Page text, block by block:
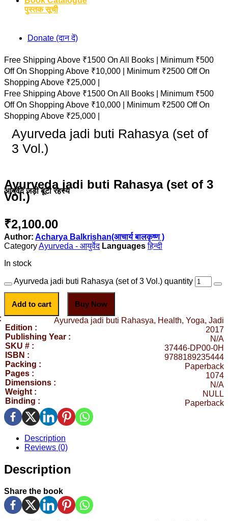
पुस्तक सूची
Donate (दान दें)
Free Shipping Above ₹1500 On All Books |
Minimum ₹500
Off On Shopping Above ₹10,000 |
Minimum ₹2500 Off On
Shopping Above ₹25,000 |
Free Shipping Above ₹1500 On All Books |
Minimum ₹500
Off On Shopping Above ₹10,000 |
Minimum ₹2500 Off On
Shopping Above ₹25,000 |
Ayurveda jadi buti Rahasya (set of
3 Vol.)
आयुर्वेद जड़ी बूटी रहस्य
Ayurveda jadi buti Rahasya (set of 3
Vol.)
₹2,100.00
Author: Acharya Balkrishan(आचार्य बालकृष्ण )
CategoryAyurveda - आयुर्वेद
हिन्दी
In stock
Ayurveda jadi buti Rahasya (set of 3 Vol.) quantity
Add to cart
Buy Now
Ayurveda jadi buti Rahasya, Health, Yoga, Jadi
Edition :
2017
Publishing Year :
N/A
SKU # :
37446-DP00-0H
ISBN :
9788189235444
Packing :
Paperback
Pages :
1074
Dimensions :
N/A
Weight :
NULL
Binding :
Paperback
Description
Reviews (0)
Description
Share the book